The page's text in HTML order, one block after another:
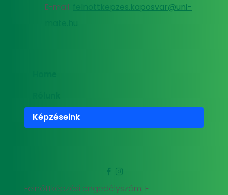
E-mail:
felnottkepzes.kaposvar@uni-
Képzéseink
Felnőttképzési engedélyszám: E-